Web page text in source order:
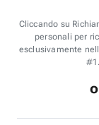
Cliccando su
personali per
esclusivamente